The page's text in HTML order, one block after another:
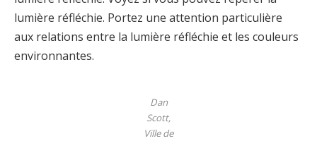
lumière réfléchie. Portez une attention particulière
aux relations entre la lumière réfléchie et les couleurs
environnantes.
Dan
Scott,
Ville de